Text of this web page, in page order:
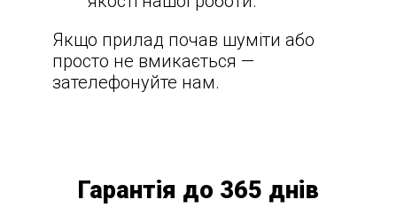
Якщо прилад почав шуміти або
просто не вмикається —
зателефонуйте нам.
Гарантія до 365 днів